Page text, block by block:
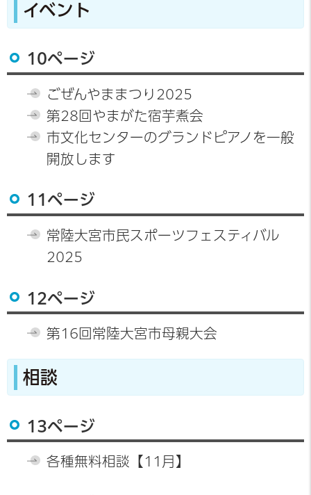
イベント
10ページ
ごぜんやままつり2025
第28回やまがた宿芋煮会
市文化センターのグランドピアノを一般
開放します
11ページ
常陸大宮市民スポーツフェスティバル
2025
12ページ
第16回常陸大宮市母親大会
相談
13ページ
各種無料相談【11月】